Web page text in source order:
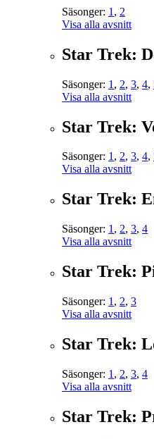
Säsonger: 1 , 2
Visa alla avsnitt
Star Trek:
Säsonger: 1 , 2, 3, 4,
Visa alla avsnitt
Star Trek:
Säsonger: 1, 2, 3, 4,
Visa alla avsnitt
Star Trek:
Säsonger: 1 , 2, 3, 4
Visa alla avsnitt
Star Trek:
Säsonger: 1 , 2, 3
Visa alla avsnitt
Star Trek:
Säsonger: 1 , 2, 3, 4
Visa alla avsnitt
Star Trek: